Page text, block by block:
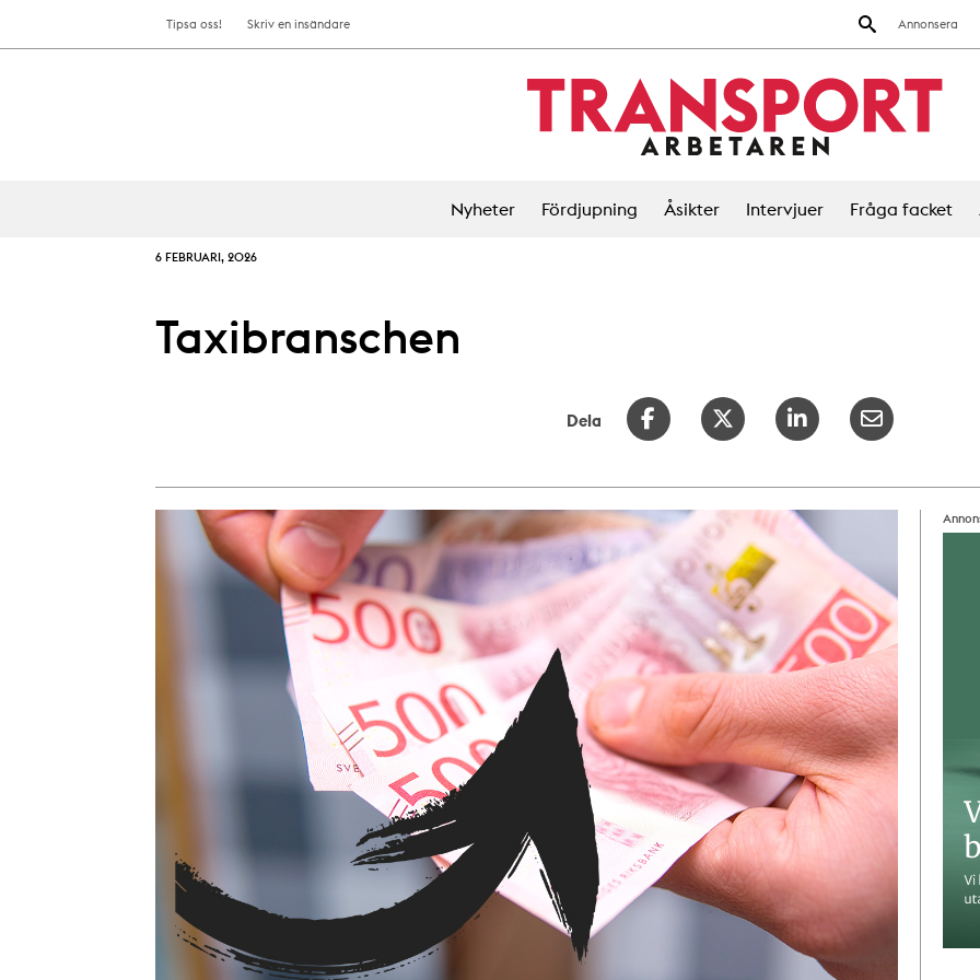
Annonsera
Tipsa oss! Skriv en insändare
Nyheter Fördjupning Åsikter Intervjuer Fråga facket
6 FEBRUARI, 2026
Taxibranschen
Dela